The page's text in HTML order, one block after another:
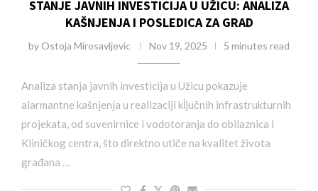
STANJE JAVNIH INVESTICIJA U UŽICU: ANALIZA
KAŠNJENJA I POSLEDICA ZA GRAD
by Ostoja Mirosavljevic Nov 19, 2025 5 minutes read
Analiza stanja javnih investicija u Užicu pokazuje
alarmantne kašnjenja u realizaciji kĺjučnih infrastrukturnih
projekata, od suvenirnice i vodotoranja do obilaznica i
Kliničkog centra, što direktno utiče na kvalitet života
građana …